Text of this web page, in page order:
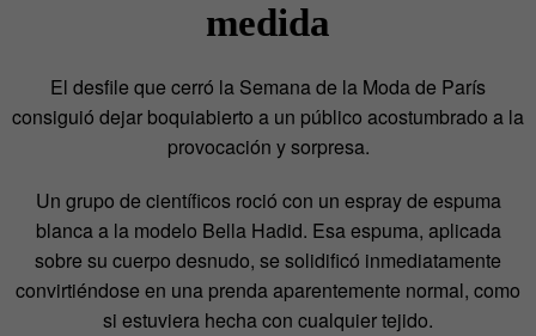
medida
El desfile que cerró la Semana de la Moda de París
consiguió dejar boquiabierto a un público acostumbrado a la
provocación y sorpresa.
Un grupo de científicos roció con un espray de espuma
blanca a la modelo Bella Hadid. Esa espuma, aplicada
sobre su cuerpo desnudo, se solidificó inmediatamente
convirtiéndose en una prenda aparentemente normal, como
si estuviera hecha con cualquier tejido.